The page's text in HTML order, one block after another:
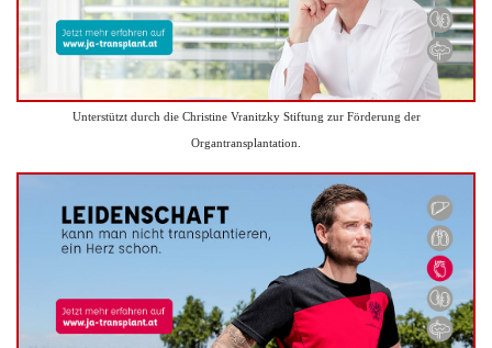
Unterstützt durch die Christine Vranitzky Stiftung zur Förderung der
Organtransplantation.